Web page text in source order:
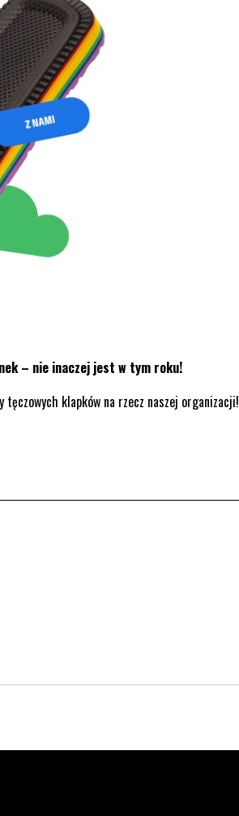
– nie inaczej jest w tym roku!
tęczowych klapków na rzecz naszej organizacji!
oknie.